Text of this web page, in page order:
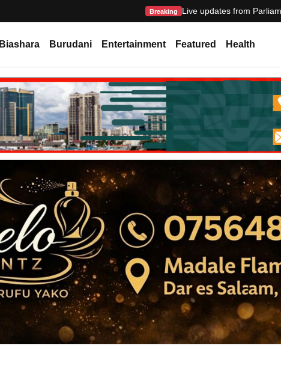
Breaking Live updates from
Biashara Burudani Entertainment Featured Health